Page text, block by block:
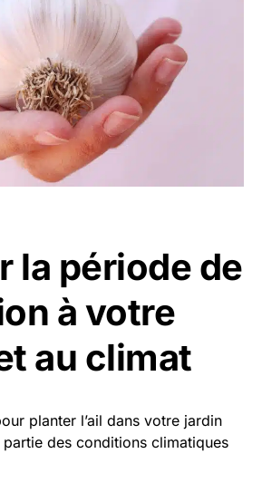
la période de
à votre
au climat
planter l’ail dans votre jardin
des conditions climatiques